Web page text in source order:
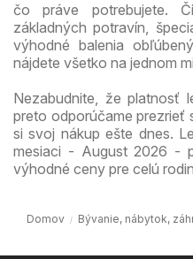
čo práve potrebujete.
základných potravín,
výhodné balenia
nájdete všetko na jednom
Nezabudnite, že platnosť
preto odporúčame prezrieť
si svoj nákup ešte dnes.
mesiaci - August 2026 -
výhodné ceny pre celú
Domov Bývanie, nábytok,